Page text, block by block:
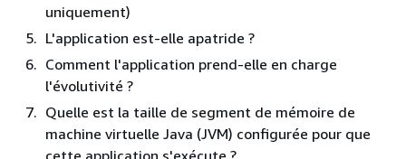
uniquement)
L'application est-elle apatride ?
Comment l'application prend-elle en charge
l'évolutivité ?
Quelle est la taille de segment de mémoire de
machine virtuelle Java (JVM) configurée pour que
cette application s'exécute ?